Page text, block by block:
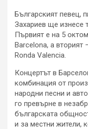
Българският певец,
Захариев ще изнесе
Първият е на 5
Barcelona, а вторият
Ronda Valencia.
Концертът в
комбинация от
народни песни и
го превърне в
българската
и за местни жители,